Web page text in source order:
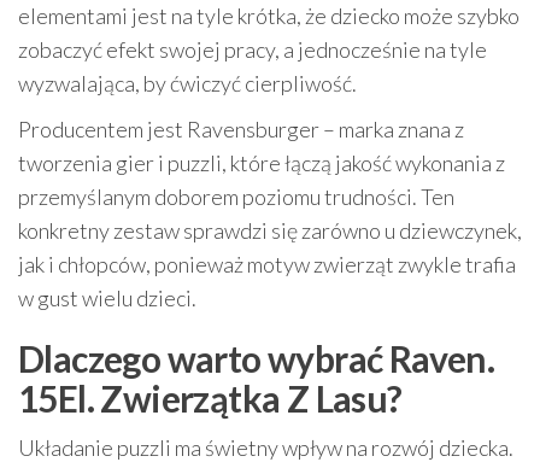
elementami jest na tyle krótka, że dziecko może szybko
zobaczyć efekt swojej pracy, a jednocześnie na tyle
wyzwalająca, by ćwiczyć cierpliwość.
Producentem jest Ravensburger – marka znana z
tworzenia gier i puzzli, które łączą jakość wykonania z
przemyślanym doborem poziomu trudności. Ten
konkretny zestaw sprawdzi się zarówno u dziewczynek,
jak i chłopców, ponieważ motyw zwierząt zwykle trafia
w gust wielu dzieci.
Dlaczego warto wybrać Raven.
15El. Zwierzątka Z Lasu?
Układanie puzzli ma świetny wpływ na rozwój dziecka.